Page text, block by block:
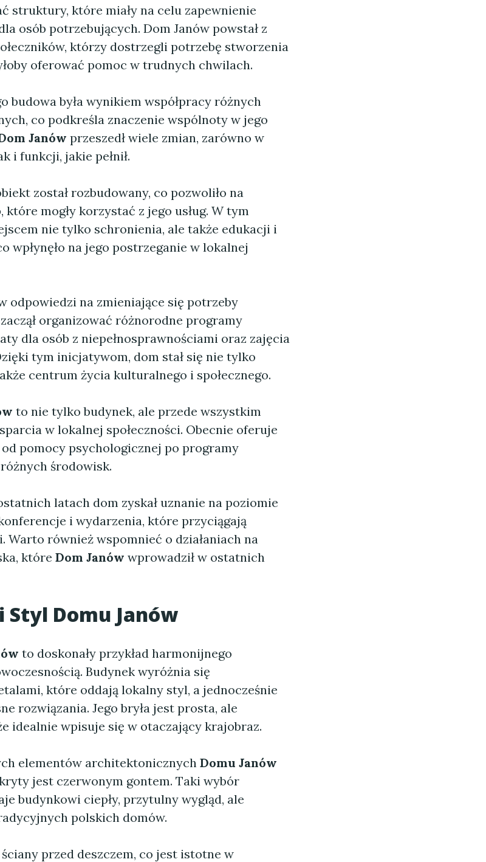
struktury, które miały na celu zapewnienie
osób potrzebujących. Dom Janów powstał z
którzy dostrzegli potrzebę stworzenia
oferować pomoc w trudnych chwilach.
budowa była wynikiem współpracy różnych
co podkreśla znaczenie wspólnoty w jego
Janów przeszedł wiele zmian, zarówno w
i funkcji, jakie pełnił.
został rozbudowany, co pozwoliło na
mogły korzystać z jego usług. W tym
nie tylko schronienia, ale także edukacji i
wpłynęło na jego postrzeganie w lokalnej
odpowiedzi na zmieniające się potrzeby
zaczął organizować różnorodne programy
dla osób z niepełnosprawnościami oraz zajęcia
tym inicjatywom, dom stał się nie tylko
centrum życia kulturalnego i społecznego.
to nie tylko budynek, ale przede wszystkim
w lokalnej społeczności. Obecnie oferuje
od pomocy psychologicznej po programy
środowisk.
latach dom zyskał uznanie na poziomie
i wydarzenia, które przyciągają
Warto również wspomnieć o działaniach na
które Dom Janów wprowadził w ostatnich
Domu Janów
to doskonały przykład harmonijnego
Budynek wyróżnia się
które oddają lokalny styl, a jednocześnie
rozwiązania. Jego bryła jest prosta, ale
idealnie wpisuje się w otaczający krajobraz.
elementów architektonicznychDomu Janów
jest czerwonym gontem. Taki wybór
budynkowi ciepły, przytulny wygląd, ale
polskich domów.
przed deszczem, co jest istotne w